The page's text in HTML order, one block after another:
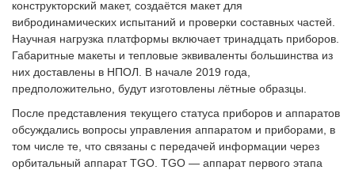
конструкторский макет, создаётся макет для
вибродинамических испытаний и проверки составных частей.
Научная нагрузка платформы включает тринадцать приборов.
Габаритные макеты и тепловые эквиваленты большинства из
них доставлены в НПОЛ. В начале 2019 года,
предположительно, будут изготовлены лётные образцы.
После представления текущего статуса приборов и аппаратов
обсуждались вопросы управления аппаратом и приборами, в
том числе те, что связаны с передачей информации через
орбитальный аппарат TGO. TGO — аппарат первого этапа